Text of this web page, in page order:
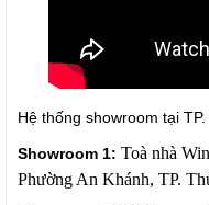
Hệ thống showroom tại
Showroom 1: Toà nhà
Phường An Khánh, TP.